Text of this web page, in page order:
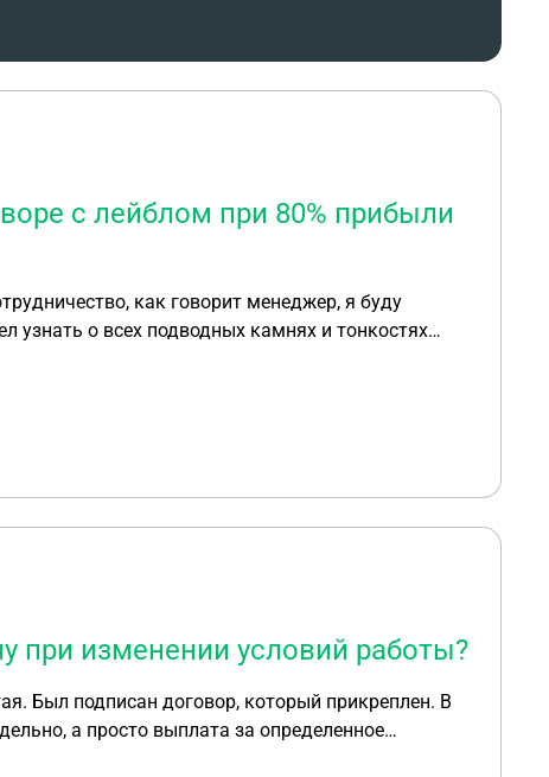
с лейблом при 80% прибыли
как говорит менеджер, я буду
узнать о всех подводных камнях и тонкостях
при изменении условий работы?
Был подписан договор, который прикреплен. В
а просто выплата за определенное
ниже раз в 10. Законно ли это?